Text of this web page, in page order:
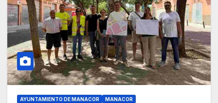
AYUNTAMIENTO DE MANACOR MANACOR